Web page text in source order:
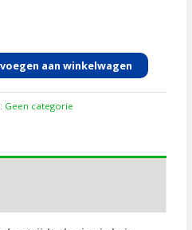
aan winkelwagen
Geen categorie